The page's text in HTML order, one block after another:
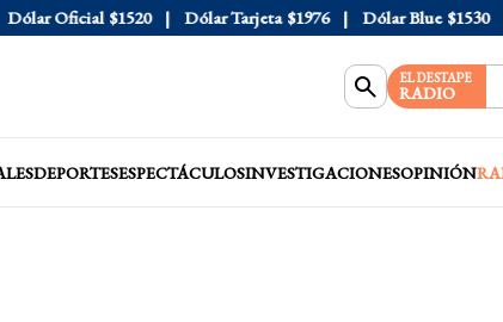
$1520 Dólar Tarjeta $1976 Dólar Blue $1530
EL DESTAPE
RADIO
DEPORTESESPECTÁCULOSINVESTIGACIONESOPINIÓN